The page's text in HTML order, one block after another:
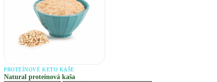
PROTEÍNOVÉ KETO KAŠE
Natural proteínová kaša